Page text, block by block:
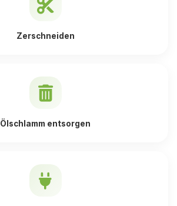
Zerschneiden
Ölschlamm entsorgen